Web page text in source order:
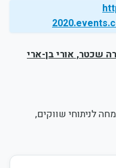
שכטר, אורי בן-ארי
לניתוחי שווקים,